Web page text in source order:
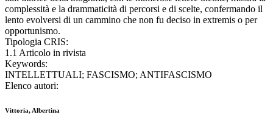
complessità e la drammaticità di percorsi e di scelte, confermando il
lento evolversi di un cammino che non fu deciso in extremis o per
opportunismo.
Tipologia CRIS:
1.1 Articolo in rivista
Keywords:
INTELLETTUALI; FASCISMO; ANTIFASCISMO
Elenco autori:
Vittoria, Albertina